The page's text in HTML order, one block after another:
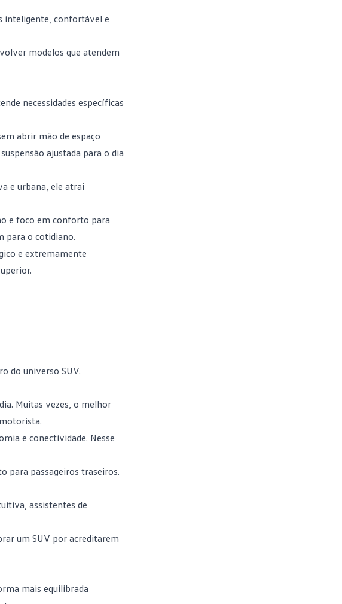
inteligente, confortável e
modelos que atendem
necessidades específicas
abrir mão de espaço
ajustada para o dia
e urbana, ele atrai
e foco em conforto para
para o cotidiano.
e extremamente
do universo SUV.
Muitas vezes, o melhor
e conectividade. Nesse
para passageiros traseiros.
assistentes de
um SUV por acreditarem
mais equilibrada